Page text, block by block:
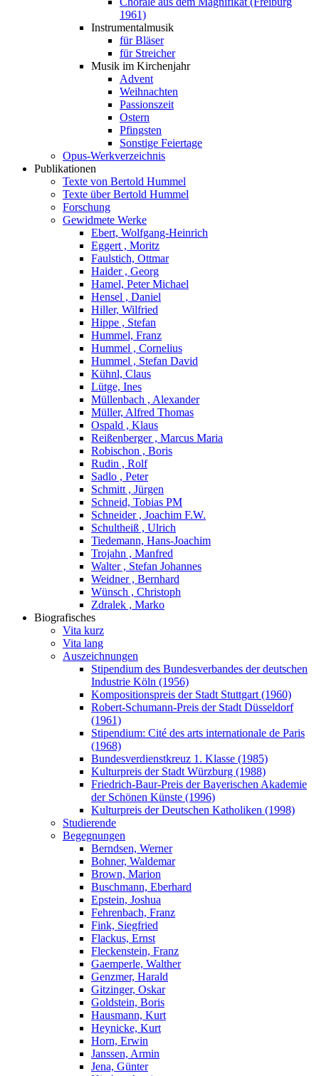
1961)
Instrumentalmusik
für Bläser
für Streicher
Musik im Kirchenjahr
Advent
Weihnachten
Passionszeit
Ostern
Pfingsten
Sonstige Feiertage
Opus-Werkverzeichnis
Publikationen
Texte von Bertold Hummel
Texte über Bertold Hummel
Forschung
Gewidmete Werke
Ebert, Wolfgang-Heinrich
Eggert , Moritz
Faulstich, Ottmar
Haider , Georg
Hamel, Peter Michael
Hensel , Daniel
Hiller, Wilfried
Hippe , Stefan
Hummel, Franz
Hummel , Cornelius
Hummel , Stefan David
Kühnl, Claus
Lütge, Ines
Müllenbach , Alexander
Müller, Alfred Thomas
Ospald , Klaus
Reißenberger , Marcus Maria
Robischon , Boris
Rudin , Rolf
Sadlo , Peter
Schmitt , Jürgen
Schneid, Tobias PM
Schneider , Joachim F.W.
Schultheiß , Ulrich
Tiedemann, Hans-Joachim
Trojahn , Manfred
Walter , Stefan Johannes
Weidner , Bernhard
Wünsch , Christoph
Zdralek , Marko
Biografisches
Vita kurz
Vita lang
Auszeichnungen
Stipendium des Bundesverbandes der deutschen
Industrie Köln (1956)
Kompositionspreis der Stadt Stuttgart (1960)
Robert-Schumann-Preis der Stadt Düsseldorf
(1961)
Stipendium: Cité des arts internationale de Paris
(1968)
Bundesverdienstkreuz 1. Klasse (1985)
Kulturpreis der Stadt Würzburg (1988)
Friedrich-Baur-Preis der Bayerischen Akademie
der Schönen Künste (1996)
Kulturpreis der Deutschen Katholiken (1998)
Studierende
Begegnungen
Berndsen, Werner
Bohner, Waldemar
Brown, Marion
Buschmann, Eberhard
Epstein, Joshua
Fehrenbach, Franz
Fink, Siegfried
Flackus, Ernst
Fleckenstein, Franz
Gaemperle, Walther
Genzmer, Harald
Gitzinger, Oskar
Goldstein, Boris
Hausmann, Kurt
Heynicke, Kurt
Horn, Erwin
Janssen, Armin
Jena, Günter